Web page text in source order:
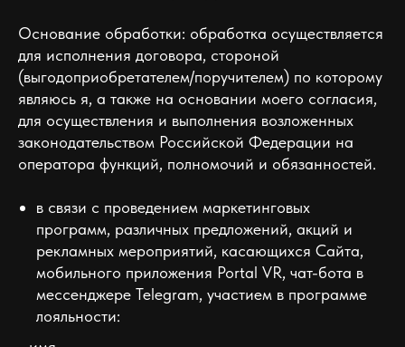
Основание обработки: обработка осуществляется
для исполнения договора, стороной
(выгодоприобретателем/поручителем) по которому
являюсь я, а также на основании моего согласия,
для осуществления и выполнения возложенных
законодательством Российской Федерации на
оператора функций, полномочий и обязанностей.
в связи с проведением маркетинговых
программ, различных предложений, акций и
рекламных мероприятий, касающихся Сайта,
мобильного приложения Portal VR, чат-бота в
мессенджере Telegram, участием в программе
лояльности: